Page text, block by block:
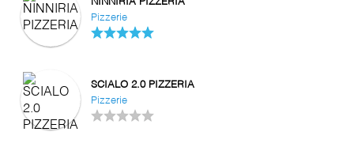
Pizzerie
SCIALO 2.0 PIZZERIA
Pizzerie